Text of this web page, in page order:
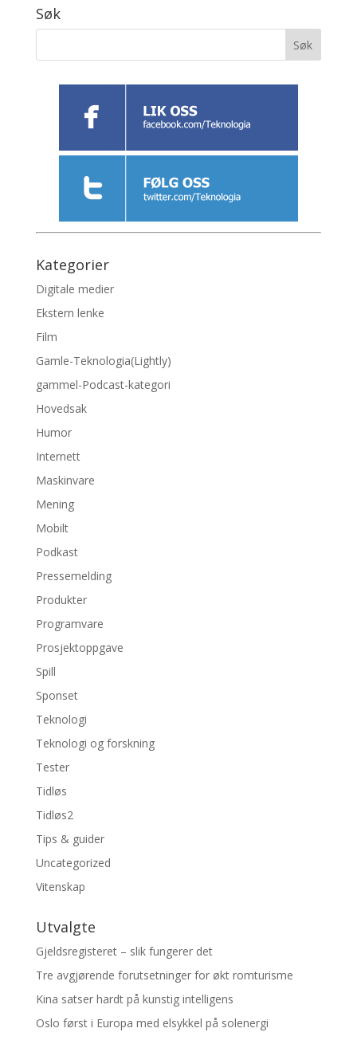
Søk
Kategorier
Digitale medier
Ekstern lenke
Film
Gamle-Teknologia(Lightly)
gammel-Podcast-kategori
Hovedsak
Humor
Internett
Maskinvare
Mening
Mobilt
Podkast
Pressemelding
Produkter
Programvare
Prosjektoppgave
Spill
Sponset
Teknologi
Teknologi og forskning
Tester
Tidløs
Tidløs2
Tips & guider
Uncategorized
Vitenskap
Utvalgte
Gjeldsregisteret – slik fungerer det
Tre avgjørende forutsetninger for økt romturisme
Kina satser hardt på kunstig intelligens
Oslo først i Europa med elsykkel på solenergi